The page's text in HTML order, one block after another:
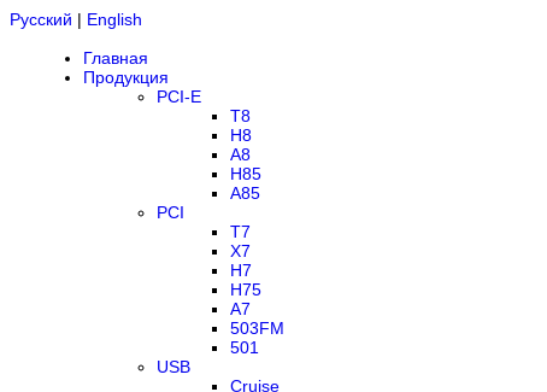
Русский | English
Главная
Продукция
PCI-E
T8
H8
A8
H85
A85
PCI
T7
X7
H7
H75
A7
503FM
501
USB
Cruise